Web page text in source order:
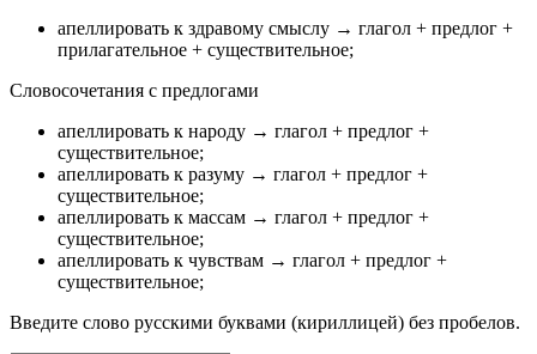
апеллировать к здравому смыслу → глагол + предлог +
прилагательное + существительное;
Словосочетания с предлогами
апеллировать к народу → глагол + предлог +
существительное;
апеллировать к разуму → глагол + предлог +
существительное;
апеллировать к массам → глагол + предлог +
существительное;
апеллировать к чувствам → глагол + предлог +
существительное;
Введите слово русскими буквами (кириллицей) без пробелов.